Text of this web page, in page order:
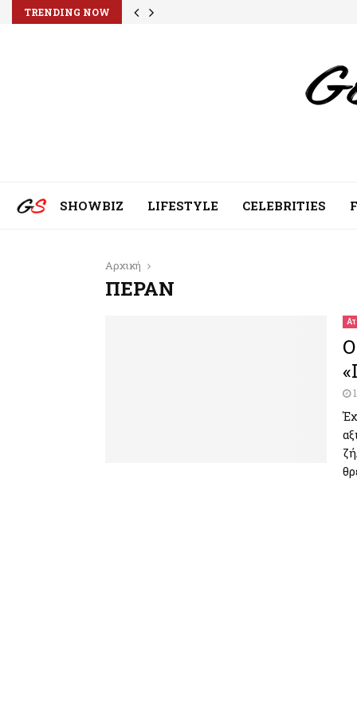
TRENDING NOW
SHOWBIZ LIFESTYLE CELEBRITIES
Αρχική
ΠΕΡΑΝ